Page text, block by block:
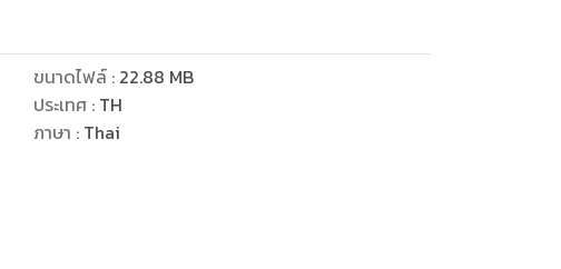
รรมข้อนี้ ก็ป่วยการจะถามหาคุณธรรมข้ออื่นๆ...
ขนาดไฟล์: 22.88 MB
ประเทศ : TH
ภาษา : Thai